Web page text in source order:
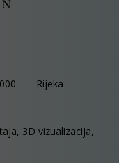
- Rijeka
3D vizualizacija,